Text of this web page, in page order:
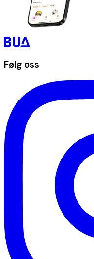
Følg oss